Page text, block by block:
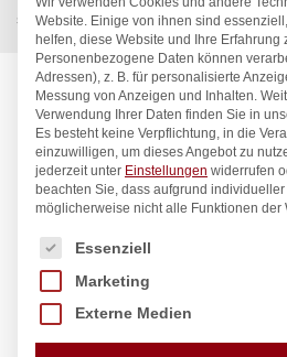
spa Kneipp’sche Garnitur 3/4″ Ø
Website. Einige von ihnen sind
helfen, diese Website und Ihre Erfahrung
Personenbezogene Daten können
Adressen), z. B. für personalisierte
Messung von Anzeigen und Inhalten.
Verwendung Ihrer Daten finden Sie in
Es besteht keine Verpflichtung, in die
einzuwilligen, um dieses Angebot zu
jederzeit unter Einstellungen widerrufen
beachten Sie, dass aufgrund
möglicherweise nicht alle Funktionen der
Es folgt eine Liste der Service-
Essenziell
Marketing
Externe Medien